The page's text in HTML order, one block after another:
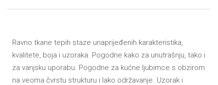
Ravno tkane tepih staze unaprijeđenih karakteristika,
kvalitete, boja i uzoraka. Pogodne kako za unutrašnju, tako i
za vanjsku uporabu. Pogodne za kućne ljubimce s obzirom
na veoma čvrstu strukturu i lako održavanje. Uzorak i